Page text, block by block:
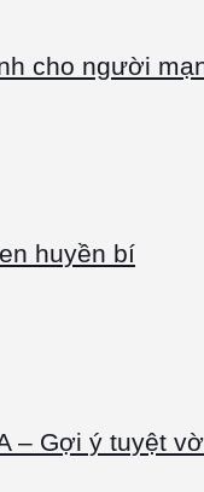
cho người
huyền bí
– Gợi ý tuyệt